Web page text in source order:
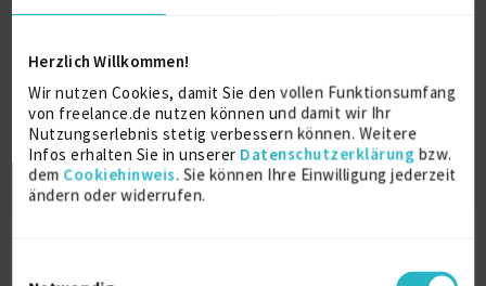
Herzlich Willkommen!
Wir nutzen Cookies, damit Sie den vollen Funktionsumfang
von freelance.de nutzen können und damit wir Ihr
Nutzungserlebnis stetig verbessern können. Weitere
Infos erhalten Sie in unserer Datenschutzerklärung bzw.
dem Cookiehinweis. Sie können Ihre Einwilligung jederzeit
ändern oder widerrufen.
Dieses Profil ist nur für registrierte Benutzer
von Freelance.de sichtbar.
Jetzt registrieren